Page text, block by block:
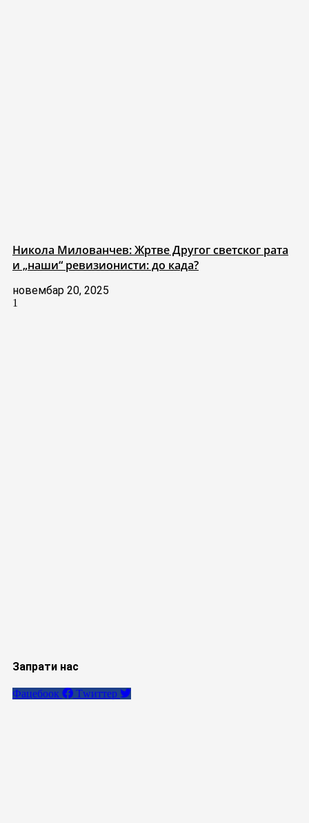
Никола Милованчев: Жртве Другог светског рата
и „наши“ ревизионисти: до када?
новембар 20, 2025
Запрати нас
Фацебоок Тwиттер